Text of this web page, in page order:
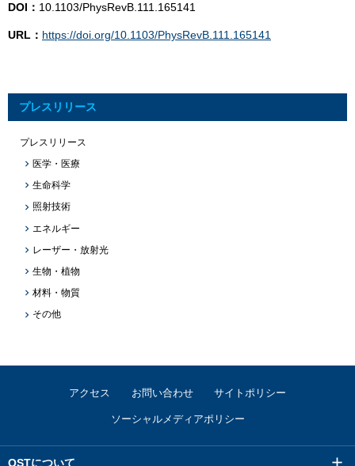
DOI： 10.1103/PhysRevB.111.165141
URL： https://doi.org/10.1103/PhysRevB.111.165141
プレスリリース
プレスリリース
医学・医療
生命科学
照射技術
エネルギー
レーザー・放射光
生物・植物
材料・物質
その他
アクセス お問い合わせ サイトポリシー
ソーシャルメディアポリシー
QSTについて